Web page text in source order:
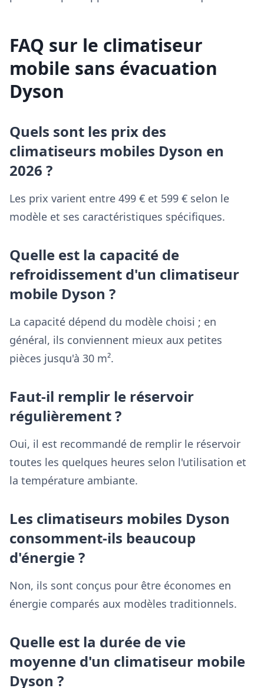
FAQ sur le climatiseur
mobile sans évacuation
Dyson
Quels sont les prix des
climatiseurs mobiles Dyson en
2026 ?
Les prix varient entre 499 € et 599 € selon le
modèle et ses caractéristiques spécifiques.
Quelle est la capacité de
refroidissement d'un climatiseur
mobile Dyson ?
La capacité dépend du modèle choisi ; en
général, ils conviennent mieux aux petites
pièces jusqu'à 30 m².
Faut-il remplir le réservoir
régulièrement ?
Oui, il est recommandé de remplir le réservoir
toutes les quelques heures selon l'utilisation et
la température ambiante.
Les climatiseurs mobiles Dyson
consomment-ils beaucoup
d'énergie ?
Non, ils sont conçus pour être économes en
énergie comparés aux modèles traditionnels.
Quelle est la durée de vie
moyenne d'un climatiseur mobile
Dyson ?